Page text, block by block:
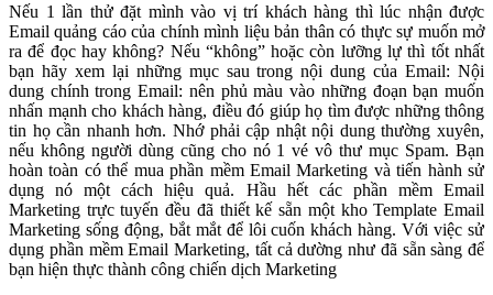
Nếu 1 lần thử đặt mình vào vị trí khách hàng thì lúc nhận được
Email quảng cáo của chính mình liệu bản thân có thực sự muốn mở
ra để đọc hay không? Nếu “không” hoặc còn lưỡng lự thì tốt nhất
bạn hãy xem lại những mục sau trong nội dung của Email: Nội
dung chính trong Email: nên phủ màu vào những đoạn bạn muốn
nhấn mạnh cho khách hàng, điều đó giúp họ tìm được những thông
tin họ cần nhanh hơn. Nhớ phải cập nhật nội dung thường xuyên,
nếu không người dùng cũng cho nó 1 vé vô thư mục Spam. Bạn
hoàn toàn có thể mua phần mềm Email Marketing và tiến hành sử
dụng nó một cách hiệu quả. Hầu hết các phần mềm Email
Marketing trực tuyến đều đã thiết kế sẵn một kho Template Email
Marketing sống động, bắt mắt để lôi cuốn khách hàng. Với việc sử
dụng phần mềm Email Marketing, tất cả dường như đã sẵn sàng để
bạn hiện thực thành công chiến dịch Marketing